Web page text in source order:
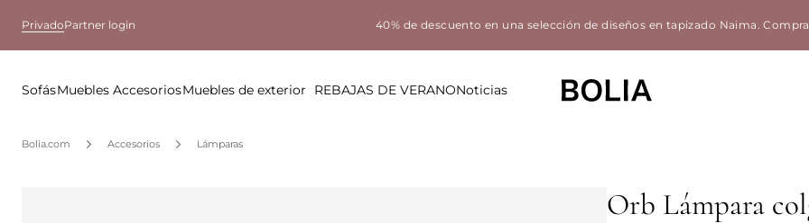
PrivadoPartner login 40% de descuento en una selección de diseños en tapizado Naima.
SofásMuebles AccesoriosMuebles de exterior REBAJAS DE VERANONoticias
Bolia.com Accesorios Lámparas
Orb Lámpara